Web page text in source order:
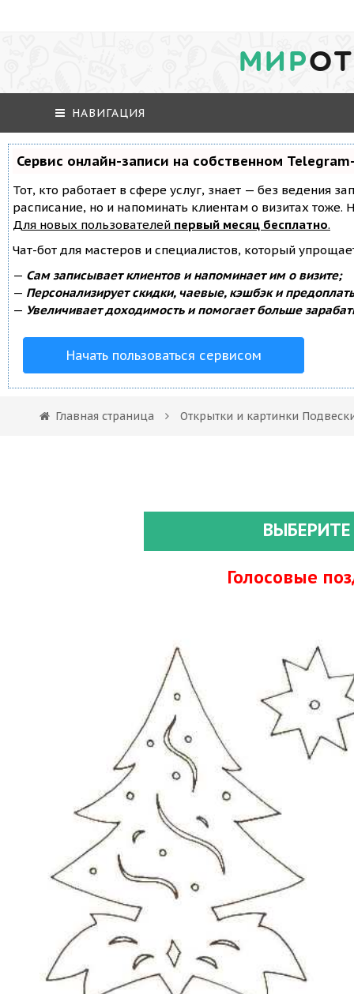
МИР
НАВИГАЦИЯ
Сервис онлайн-записи на собственном
Тот, кто работает в сфере услуг, знает — без ведения
расписание, но и напоминать клиентам о визитах
Для новых пользователей первый месяц бесплатно.
Чат-бот для мастеров и специалистов, который
— Сам записывает клиентов и напоминает им о визите;
— Персонализирует скидки, чаевые, кэшбэк и
— Увеличивает доходимость и помогает больше
Начать пользоваться сервисом
Главная страница Открытки и картинки
Голосовые